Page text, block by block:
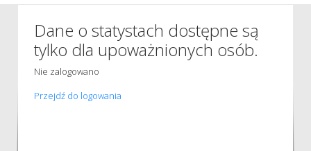
Dane o statystach dostępne są
tylko dla upoważnionych osób.
Nie zalogowano
Przejdź do logowania